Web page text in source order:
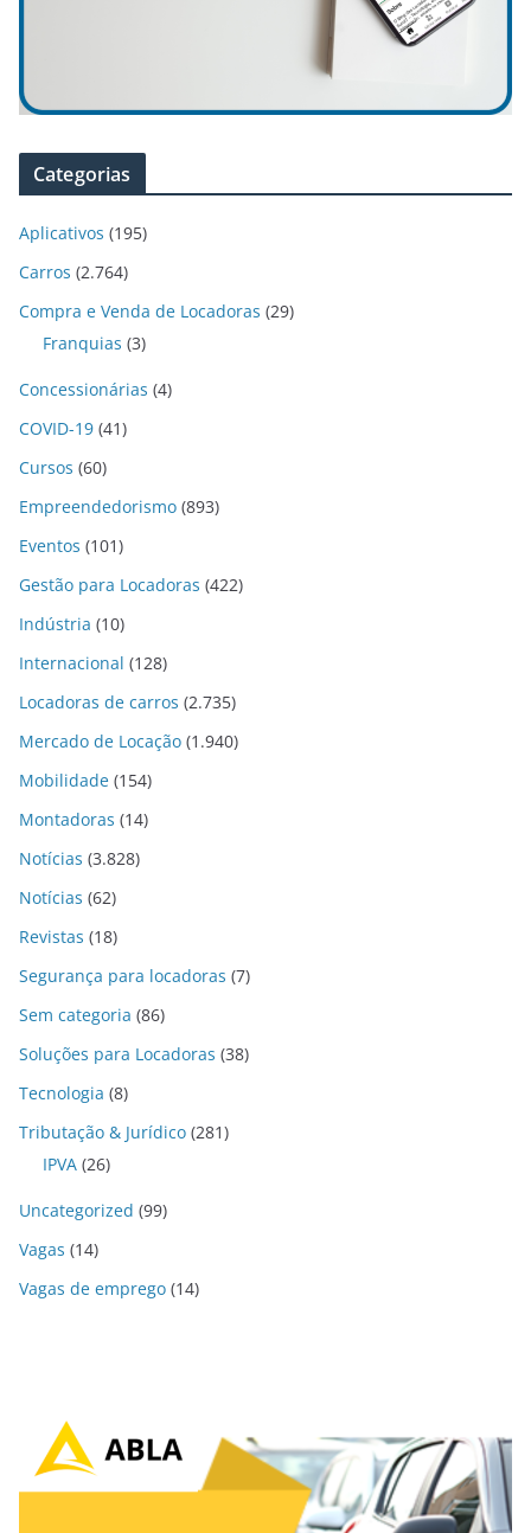
Categorias
Aplicativos (195)
Carros (2.764)
Compra e Venda de Locadoras (29)
Franquias (3)
Concessionárias (4)
COVID-19 (41)
Cursos (60)
Empreendedorismo (893)
Eventos (101)
Gestão para Locadoras (422)
Indústria (10)
Internacional (128)
Locadoras de carros (2.735)
Mercado de Locação (1.940)
Mobilidade (154)
Montadoras (14)
Notícias (3.828)
Notícias (62)
Revistas (18)
Segurança para locadoras (7)
Sem categoria (86)
Soluções para Locadoras (38)
Tecnologia (8)
Tributação & Jurídico (281)
IPVA (26)
Uncategorized (99)
Vagas (14)
Vagas de emprego (14)